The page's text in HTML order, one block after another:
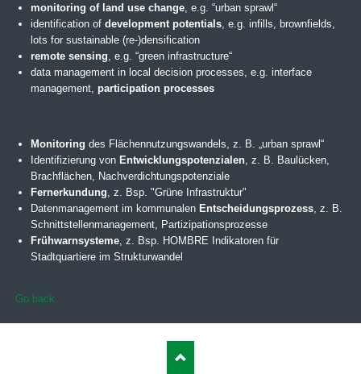
monitoring of land use change, e.g. “urban sprawl“
identification of development potentials, e.g. infills, brownfields,
lots for sustainable (re-)densification
remote sensing , e.g. “green infrastructure“
data management in local decision processes, e.g. interface
management, participation processes
Monitoring des Flächennutzungswandels, z. B. „urban sprawl“
Identifizierung von Entwicklungspotenzialen, z. B. Baulücken,
Brachflächen, Nachverdichtungspotenziale
Fernerkundung, z. Bsp. "Grüne Infrastruktur"
Datenmanagement im kommunalen Entscheidungsprozess, z. B.
Schnittstellenmanagement, Partizipationsprozesse
Frühwarnsysteme, z. Bsp. HOMBRE Indikatoren für
Stadtquartiere im Strukturwandel
Go back